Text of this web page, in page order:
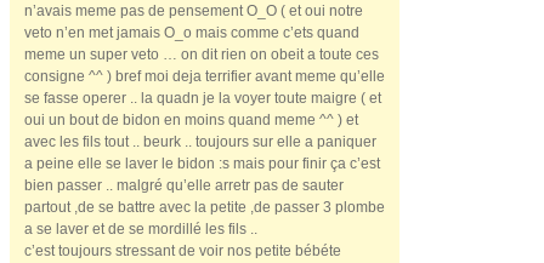
n’avais meme pas de pensement O_O ( et oui notre
veto n’en met jamais O_o mais comme c’ets quand
meme un super veto … on dit rien on obeit a toute ces
consigne ^^ ) bref moi deja terrifier avant meme qu’elle
se fasse operer .. la quadn je la voyer toute maigre ( et
oui un bout de bidon en moins quand meme ^^ ) et
avec les fils tout .. beurk .. toujours sur elle a paniquer
a peine elle se laver le bidon :s mais pour finir ça c’est
bien passer .. malgré qu’elle arretr pas de sauter
partout ,de se battre avec la petite ,de passer 3 plombe
a se laver et de se mordillé les fils ..
c’est toujours stressant de voir nos petite bébéte